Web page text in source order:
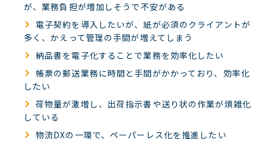
が、業務負担が増加しそうで不安がある
電子契約を導入したいが、紙が必須のクライアントが
多く、かえって管理の手間が増えてしまう
納品書を電子化することで業務を効率化したい
帳票の郵送業務に時間と手間がかかっており、効率化
したい
荷物量が激増し、出荷指示書や送り状の作業が煩雑化
している
物流DXの一環で、ペーパーレス化を推進したい